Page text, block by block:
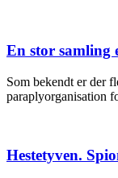
En stor samling
Som bekendt er der
paraplyorganisation
Hestetyven.